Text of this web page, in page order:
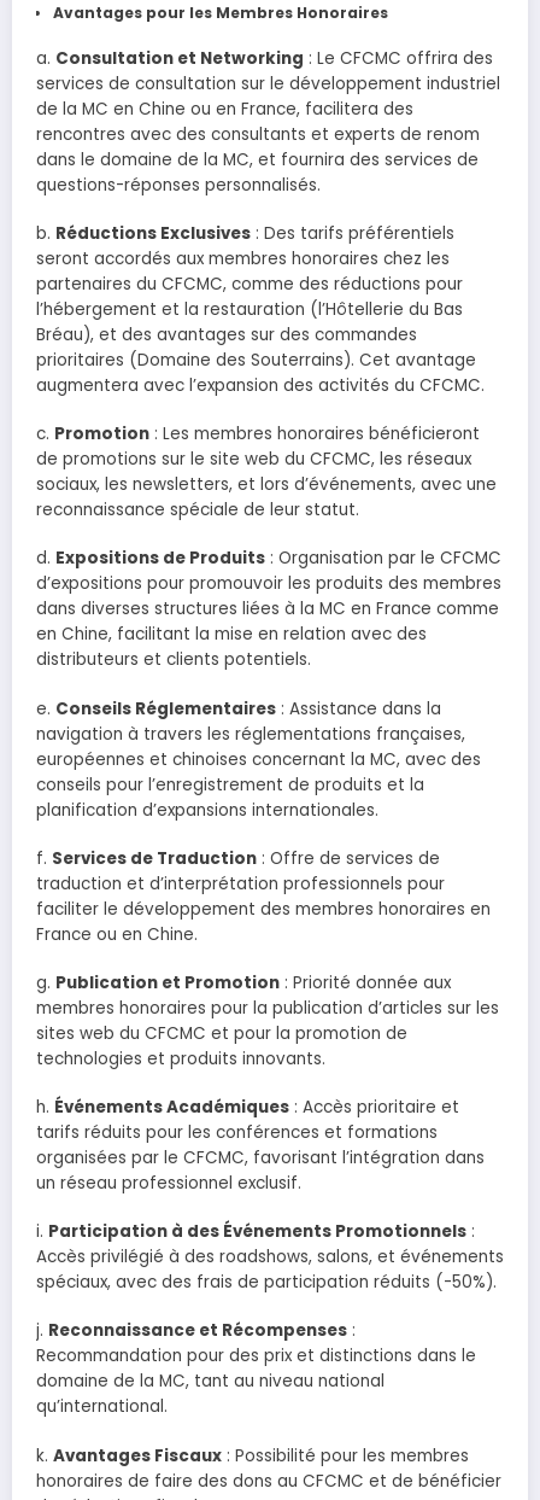
Avantages pour les Membres Honoraires
a. Consultation et Networking : Le CFCMC offrira des
services de consultation sur le développement industriel
de la MC en Chine ou en France, facilitera des
rencontres avec des consultants et experts de renom
dans le domaine de la MC, et fournira des services de
questions-réponses personnalisés.
b. Réductions Exclusives : Des tarifs préférentiels
seront accordés aux membres honoraires chez les
partenaires du CFCMC, comme des réductions pour
l’hébergement et la restauration (l’Hôtellerie du Bas
Bréau), et des avantages sur des commandes
prioritaires (Domaine des Souterrains). Cet avantage
augmentera avec l’expansion des activités du CFCMC.
c. Promotion : Les membres honoraires bénéficieront
de promotions sur le site web du CFCMC, les réseaux
sociaux, les newsletters, et lors d’événements, avec une
reconnaissance spéciale de leur statut.
d. Expositions de Produits : Organisation par le CFCMC
d’expositions pour promouvoir les produits des membres
dans diverses structures liées à la MC en France comme
en Chine, facilitant la mise en relation avec des
distributeurs et clients potentiels.
e. Conseils Réglementaires : Assistance dans la
navigation à travers les réglementations françaises,
européennes et chinoises concernant la MC, avec des
conseils pour l’enregistrement de produits et la
planification d’expansions internationales.
f. Services de Traduction : Offre de services de
traduction et d’interprétation professionnels pour
faciliter le développement des membres honoraires en
France ou en Chine.
g. Publication et Promotion : Priorité donnée aux
membres honoraires pour la publication d’articles sur les
sites web du CFCMC et pour la promotion de
technologies et produits innovants.
h. Événements Académiques : Accès prioritaire et
tarifs réduits pour les conférences et formations
organisées par le CFCMC, favorisant l’intégration dans
un réseau professionnel exclusif.
i. Participation à des Événements Promotionnels :
Accès privilégié à des roadshows, salons, et événements
spéciaux, avec des frais de participation réduits (-50%).
j. Reconnaissance et Récompenses :
Recommandation pour des prix et distinctions dans le
domaine de la MC, tant au niveau national
qu’international.
k. Avantages Fiscaux : Possibilité pour les membres
honoraires de faire des dons au CFCMC et de bénéficier